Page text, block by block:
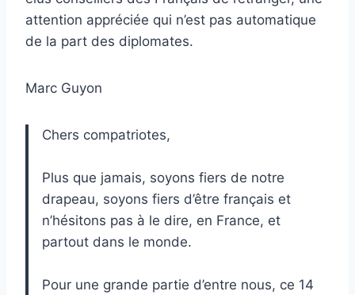
attention appréciée qui n’est pas automatique
de la part des diplomates.
Marc Guyon
Chers compatriotes,
Plus que jamais, soyons fiers de notre
drapeau, soyons fiers d’être français et
n’hésitons pas à le dire, en France, et
partout dans le monde.
Pour une grande partie d’entre nous, ce 14